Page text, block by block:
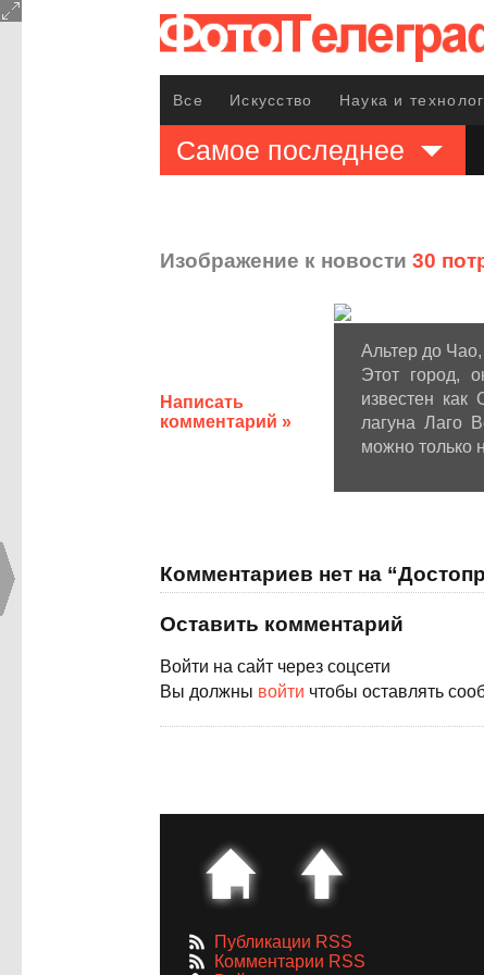
Все Искусство Наука и
Самое последнее
Изображение к новости 30
Написать
комментарий »
Альтер до
Этот город,
известен
лагуна Лаго
можно только
Комментариев нет на
Оставить комментарий
Войти на сайт через соцсети
Вы должны войти чтобы оставлять
Публикации RSS
Комментарии RSS